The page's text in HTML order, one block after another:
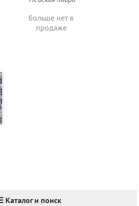
больше нет в
продаже
Каталог и поиск